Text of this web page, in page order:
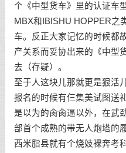
个《中型货车》里的认证车
MBX和IBISHU HOPPER之
车。反正大家记忆的时候都
产关系而妥协出来的《中型
去（存疑）。
至于人这块儿那就更是狠活
报名的时候有仨集美试图送
是以为的肏肏逼以外，在武
部首个成熟的带无人炮塔的
西米脂县就有个烧妓裸奔考